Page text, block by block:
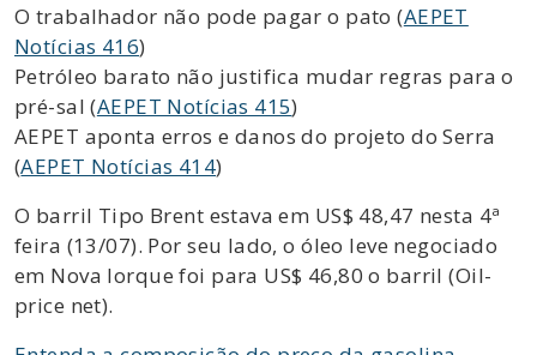
O trabalhador não pode pagar o pato (AEPET
Notícias 416)
Petróleo barato não justifica mudar regras para o
pré-sal (AEPET Notícias 415)
AEPET aponta erros e danos do projeto do Serra
(AEPET Notícias 414)
O barril Tipo Brent estava em US$ 48,47 nesta 4ª
feira (13/07). Por seu lado, o óleo leve negociado
em Nova Iorque foi para US$ 46,80 o barril (Oil-
price net).